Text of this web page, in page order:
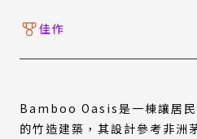
佳作
Bamboo Oasis是一棟讓居民
的竹造建築，其設計參考非洲